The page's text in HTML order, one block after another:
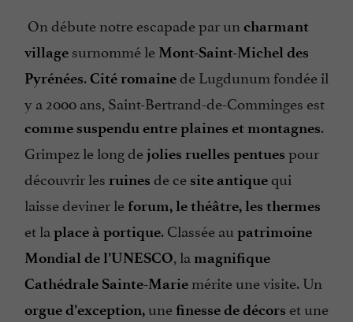
On débute notre escapade par un charmant
village surnommé le Mont-Saint-Michel des
Pyrénées.Cité romainede Lugdunum fondée il
y a 2000 ans, Saint-Bertrand-de-Comminges est
comme suspendu entre plaines et montagnes.
Grimpez le long dejolies ruelles pentues pour
découvrir les ruines de ce site antiquequi
laisse deviner le forum, le théâtre, les thermes
et la place à portique. Classée au patrimoine
Mondial de l’UNESCO, la magnifique
Cathédrale Sainte-Marie mérite une visite. Un
orgue d’exception, une finesse de décors et une